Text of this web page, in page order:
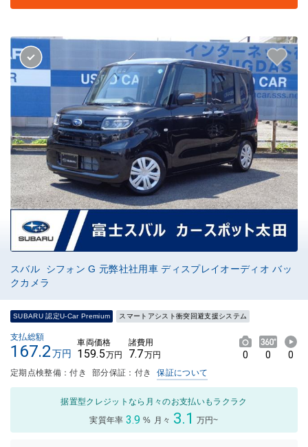
スバル シフォン G 元弊社社用車 ディスプレイオーディオ バッ
クカメラ
SUBARU 認定U-Car Premium スマートアシスト衝突回避支援システム
支払総額
167.2万円
車両価格
159.5万円
諸費用
7.7万円 0 0 0
定期点検整備：付き 部分保証：付き 保証について
据置型クレジットなら月々のお支払いもラクラク
実質年率 3.9 % 月々 3.1 万円~